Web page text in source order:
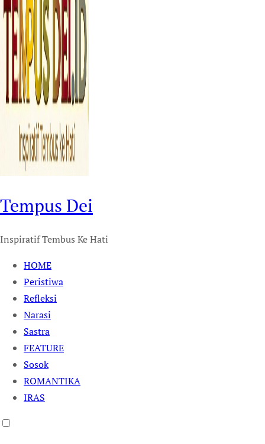
Tempus Dei
Inspiratif Tembus Ke Hati
HOME
Peristiwa
Refleksi
Narasi
Sastra
FEATURE
Sosok
ROMANTIKA
IRAS